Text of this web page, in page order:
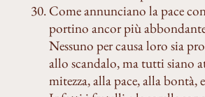
Come annunciano la pace
portino ancor più
Nessuno per causa loro sia
allo scandalo, ma tutti siano
mitezza, alla pace, alla bontà,